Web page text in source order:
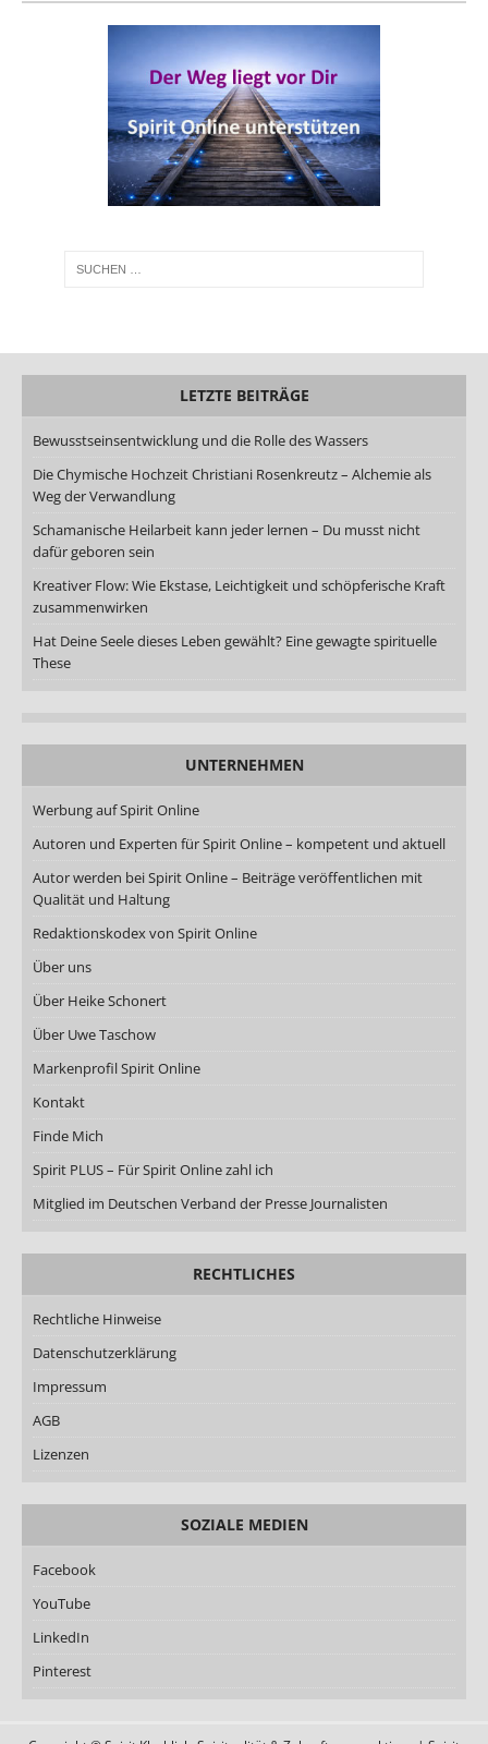
LETZTE BEITRÄGE
Bewusstseinsentwicklung und die Rolle des Wassers
Die Chymische Hochzeit Christiani Rosenkreutz – Alchemie als
Weg der Verwandlung
Schamanische Heilarbeit kann jeder lernen – Du musst nicht
dafür geboren sein
Kreativer Flow: Wie Ekstase, Leichtigkeit und schöpferische Kraft
zusammenwirken
Hat Deine Seele dieses Leben gewählt? Eine gewagte spirituelle
These
UNTERNEHMEN
Werbung auf Spirit Online
Autoren und Experten für Spirit Online – kompetent und aktuell
Autor werden bei Spirit Online – Beiträge veröffentlichen mit
Qualität und Haltung
Redaktionskodex von Spirit Online
Über uns
Über Heike Schonert
Über Uwe Taschow
Markenprofil Spirit Online
Kontakt
Finde Mich
Spirit PLUS – Für Spirit Online zahl ich
Mitglied im Deutschen Verband der Presse Journalisten
RECHTLICHES
Rechtliche Hinweise
Datenschutzerklärung
Impressum
AGB
Lizenzen
SOZIALE MEDIEN
Facebook
YouTube
LinkedIn
Pinterest